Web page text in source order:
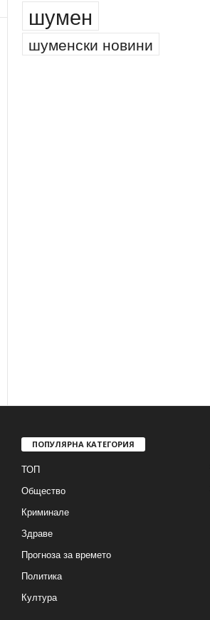
шумен
шуменски новини
ПОПУЛЯРНА КАТЕГОРИЯ
ТОП
Общество
Криминале
Здраве
Прогноза за времето
Политика
Култура